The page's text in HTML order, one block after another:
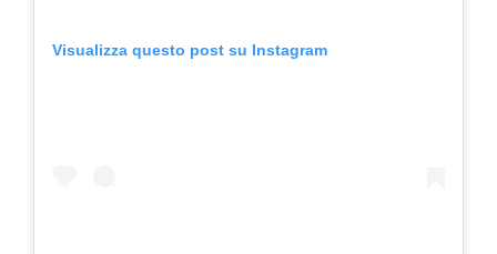
Visualizza questo post su Instagram